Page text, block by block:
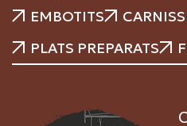
EMBOTITS
PLATS PREPARATS